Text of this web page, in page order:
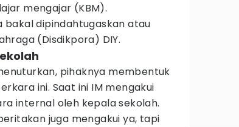
mengajar (KBM).
bakal dipindahtugaskan atau
(Disdikpora) DIY.
pihaknya membentuk
ini. Saat ini IM mengakui
internal oleh kepala sekolah.
juga mengakui ya, tapi